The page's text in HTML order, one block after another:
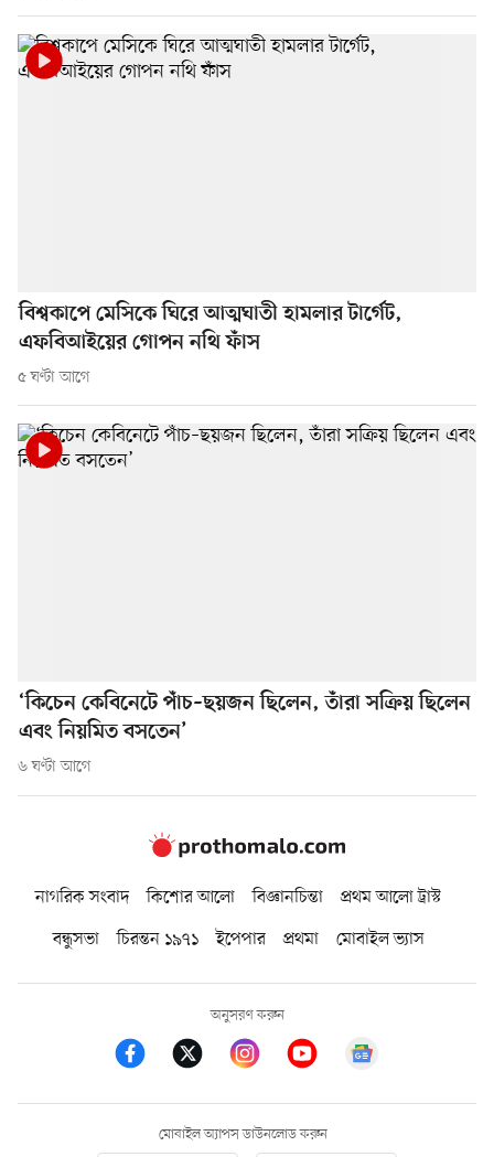
বিশ্বকাপে মেসিকে ঘিরে আত্মঘাতী হামলার টার্গেট,
এফবিআইয়ের গোপন নথি ফাঁস
৫ ঘণ্টা আগে
‘কিচেন কেবিনেটে পাঁচ–ছয়জন ছিলেন, তাঁরা সক্রিয় ছিলেন
এবং নিয়মিত বসতেন’
৬ ঘণ্টা আগে
নাগরিক সংবাদ কিশোর আলো বিজ্ঞানচিন্তা
প্রথম আলো ট্রাস্ট
বন্ধুসভা
চিরন্তন ১৯৭১ ইপেপার প্রথমা মোবাইল ভ্যাস
অনুসরণ করুন
মোবাইল অ্যাপস ডাউনলোড করুন